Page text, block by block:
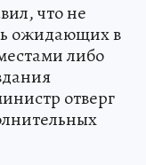
что не
ожидающих в
либо
отверг